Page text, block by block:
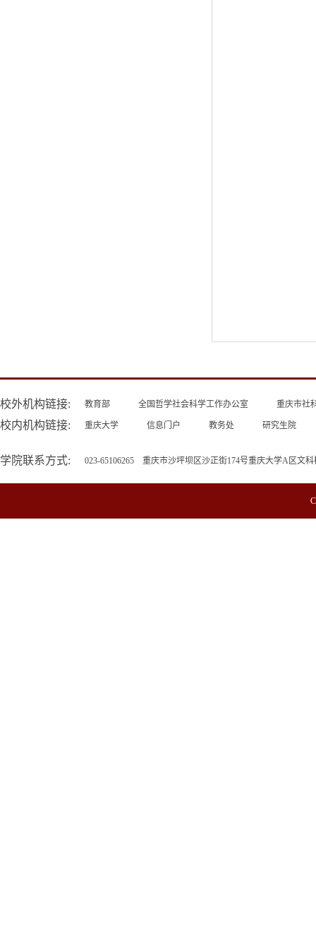
校外机构链接: 教育部 全国哲学社会科学工作办公室 重庆市社
校内机构链接: 重庆大学 信息门户 教务处 研究生院
学院联系方式: 023-65106265 重庆市沙坪坝区沙正街174号重庆大学A区文科